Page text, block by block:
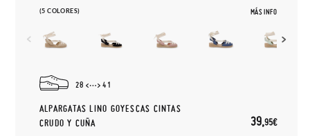
(5 COLORES) MÁS INFO
28 41
ALPARGATAS LINO GOYESCAS CINTAS
CRUDO Y CUÑA
39,95€